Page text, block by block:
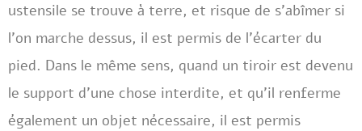
ustensile se trouve à terre, et risque de s’abîmer si
l’on marche dessus, il est permis de l’écarter du
pied. Dans le même sens, quand un tiroir est devenu
le support d’une chose interdite, et qu’il renferme
également un objet nécessaire, il est permis